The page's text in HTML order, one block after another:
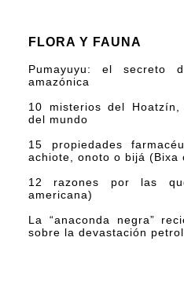
FLORA Y FAUNA
Pumayuyu: el secreto
amazónica
10 misterios del
del mundo
15 propiedades
achiote, onoto o bijá (Bixa
12 razones por las
americana)
La “anaconda negra”
sobre la devastación